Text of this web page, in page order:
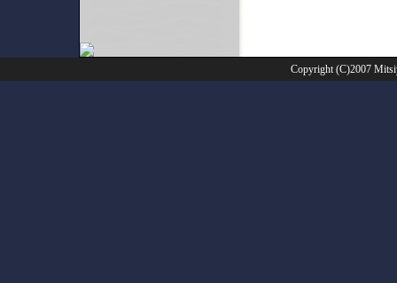
Copyright (C)2007